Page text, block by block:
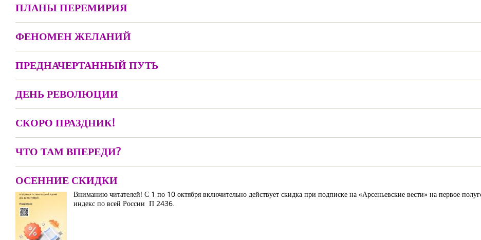
ПЛАНЫ ПЕРЕМИРИЯ
ФЕНОМЕН ЖЕЛАНИЙ
ПРЕДНАЧЕРТАННЫЙ ПУТЬ
ДЕНЬ РЕВОЛЮЦИИ
СКОРО ПРАЗДНИК!
ЧТО ТАМ ВПЕРЕДИ?
ОСЕННИЕ СКИДКИ
Вниманию читателей! С 1 по 10 октября включительно действует скидка при подписке на «Арсеньевские вести» на первое
индекс по всей России П 2436.